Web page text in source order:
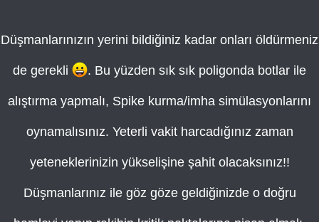
Düşmanlarınızın yerini bildiğiniz kadar onları öldürmeniz
de gerekli . Bu yüzden sık sık poligonda botlar ile
alıştırma yapmalı, Spike kurma/imha simülasyonlarını
oynamalısınız. Yeterli vakit harcadığınız zaman
yeteneklerinizin yükselişine şahit olacaksınız!!
Düşmanlarınız ile göz göze geldiğinizde o doğru